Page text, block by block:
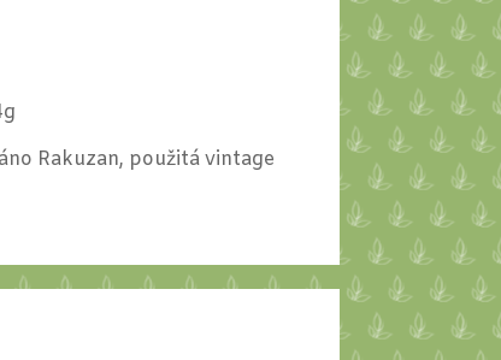
Rakuzan, použitá vintage